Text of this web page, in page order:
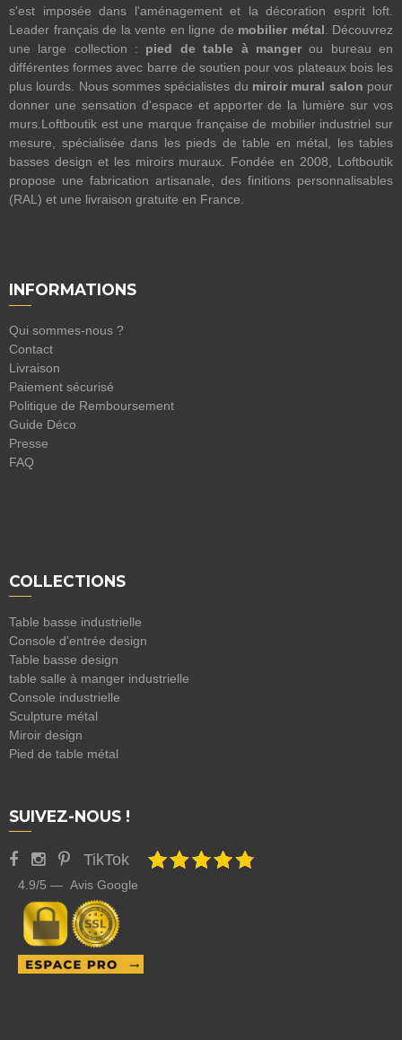
s'est imposée dans l'aménagement et la décoration esprit loft.
Leader français de la vente en ligne de mobilier métal . Découvrez
une large collection : pied de table à mangerou bureau en
différentes formes avec barre de soutien pour vos plateaux bois les
plus lourds. Nous sommes spécialistes du miroir mural salon pour
donner une sensation d'espace et apporter de la lumière sur vos
murs.Loftboutik est une marque française de mobilier industriel sur
mesure, spécialisée dans les pieds de table en métal, les tables
basses design et les miroirs muraux. Fondée en 2008, Loftboutik
propose une fabrication artisanale, des finitions personnalisables
(RAL) et une livraison gratuite en France.
INFORMATIONS
Qui sommes-nous ?
Contact
Livraison
Paiement sécurisé
Politique de Remboursement
Guide Déco
Presse
FAQ
COLLECTIONS
Table basse industrielle
Console d'entrée design
Table basse design
table salle à manger industrielle
Console industrielle
Sculpture métal
Miroir design
Pied de table métal
SUIVEZ-NOUS !
TikTok
4.9/5 — Avis Google